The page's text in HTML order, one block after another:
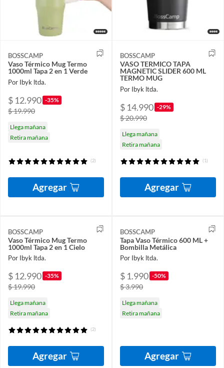
BOSSCAMP
Vaso Térmico Mug Termo
1000ml Tapa 2 en 1 Verde
Por Ibyk ltda.
$ 12.990 -35%
$ 19.990
Llega mañana
Retira mañana
(2)
Agregar
BOSSCAMP
VASO TERMICO TAPA
MAGNETIC SLIDER 600 ML
TERMO MUG
Por Ibyk ltda.
$ 14.990 -29%
$ 20.990
Llega mañana
Retira mañana
(1)
Agregar
BOSSCAMP
Vaso Térmico Mug Termo
1000ml Tapa 2 en 1 Cielo
Por Ibyk ltda.
$ 12.990 -35%
$ 19.990
Llega mañana
Retira mañana
(2)
Agregar
BOSSCAMP
Tapa Vaso Térmico 600 ML +
Bombilla Metálica
Por Ibyk ltda.
$ 1.990 -50%
$ 3.990
Llega mañana
Retira mañana
Agregar